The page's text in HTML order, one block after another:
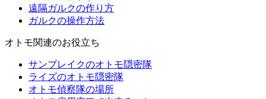
遠隔ガルクの作り方
ガルクの操作方法
オトモ関連のお役立ち
サンブレイクのオトモ隠密隊
ライズのオトモ隠密隊
オトモ偵察隊の場所